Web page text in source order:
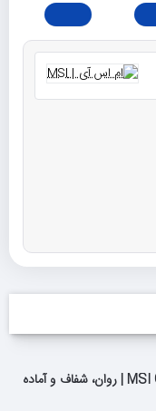
مانیتور ام‌اس‌آی MSI G275L E14 27" IPS 144Hz | روان، شفاف و آماده